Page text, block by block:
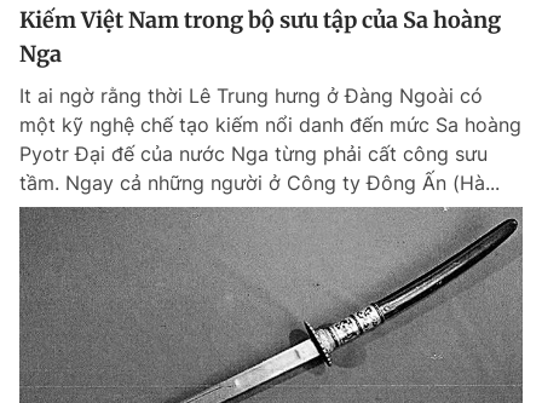
Kiếm Việt Nam trong bộ sưu tập của Sa hoàng
Nga
It ai ngờ rằng thời Lê Trung hưng ở Đàng Ngoài có
một kỹ nghệ chế tạo kiếm nổi danh đến mức Sa hoàng
Pyotr Đại đế của nước Nga từng phải cất công sưu
tầm. Ngay cả những người ở Công ty Đông Ấn (Hà...